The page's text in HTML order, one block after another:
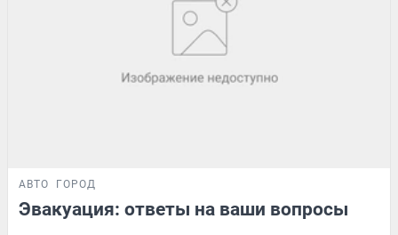
АВТО ГОРОД
Эвакуация: ответы на ваши вопросы